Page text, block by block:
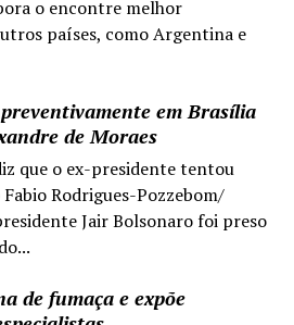
o encontre melhor
países, como Argentina e
em Brasília
de Moraes
que o ex-presidente tentou
Rodrigues-Pozzebom/
Jair Bolsonaro foi preso
de fumaça e expõe